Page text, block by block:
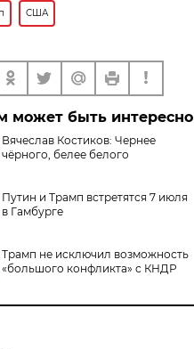
США
может быть интересно
Вячеслав Костиков: Чернее
чёрного, белее белого
Путин и Трамп встретятся 7 июля
в Гамбурге
Трамп не исключил возможность
«большого конфликта» с КНДР